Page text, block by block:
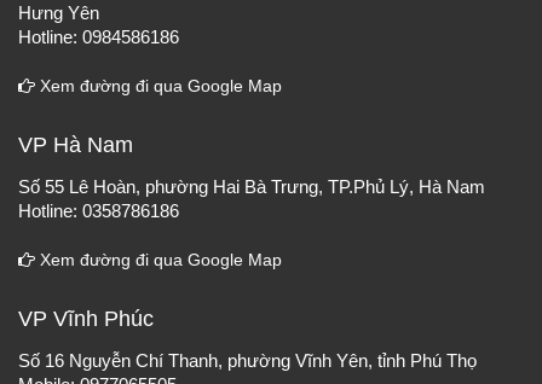
Hưng Yên
Hotline: 0984586186
Xem đường đi qua Google Map
VP Hà Nam
Số 55 Lê Hoàn, phường Hai Bà Trưng, TP.Phủ Lý, Hà Nam
Hotline: 0358786186
Xem đường đi qua Google Map
VP Vĩnh Phúc
Số 16 Nguyễn Chí Thanh, phường Vĩnh Yên, tỉnh Phú Thọ